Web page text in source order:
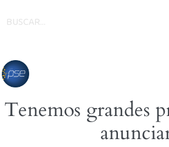
Tenemos grandes